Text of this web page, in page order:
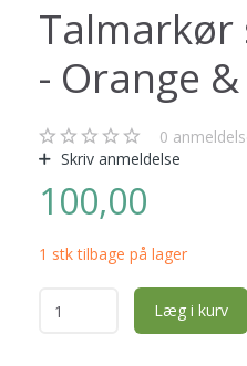
- Orange
0
Skriv anmeldelse
100,00
1 stk tilbage på lager
Læg i kurv